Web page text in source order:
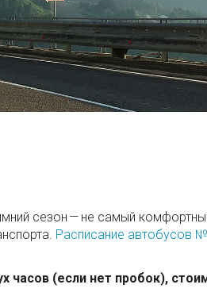
сезон — не самый
Расписание автобусов
часов (если нет пробок),